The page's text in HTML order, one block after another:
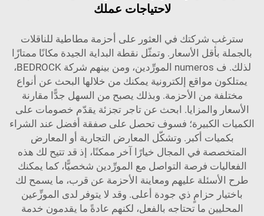
لاحتياجات عملك
سترغب شركتك في العثور على أحزمة مطاطية للناقلات
بالجملة بأقل الأسعار. وتمثّل نقطة البداية الجيدة مكانًا ممتازًا
لذلك. ف numeros المورِّدين، ومن بينهم شركة BEDROCK،
يمتلكون مواقع إلكترونية يمكنك من خلالها البحث عن أنواع
مختلفة من الأحزمة. وبذلك يصبح من السهل جدًّا مقارنة
الأسعار والمزايا. ابحث عن تاجر تجزئة يقدّم خصومات على
الكميات الكبيرة؛ فسوف تحصل على صفقة أفضل عند الشراء
بكميات أكبر. وتشكّل المعارض التجارية أو المعارض
المتخصصة في المجال خيارًا آخر ممكنًا، إذ قد تتيح لك هذه
الفعاليات فرصة التواصل مع المورِّدين شخصيًّا، كما يمكنك
طرح الأسئلة عليهم ومعاينة الأحزمة عن قرب، ما يسمح لك
باختيار حزامٍ ذي جودة أعلى. وقد لا يتوفر لدى الموزِّعين
المحليين ما تحتاجه بالفعل، لكنهم عادةً ما يقدمون خدمة